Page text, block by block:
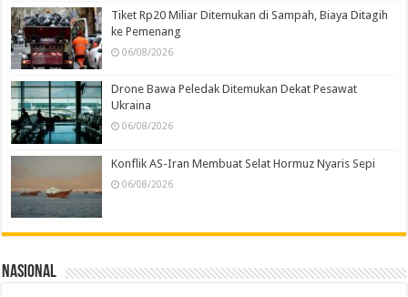
Tiket Rp20 Miliar Ditemukan di Sampah, Biaya Ditagih
ke Pemenang
06/08/2026
Drone Bawa Peledak Ditemukan Dekat Pesawat
Ukraina
06/08/2026
Konflik AS-Iran Membuat Selat Hormuz Nyaris Sepi
06/08/2026
Nasional